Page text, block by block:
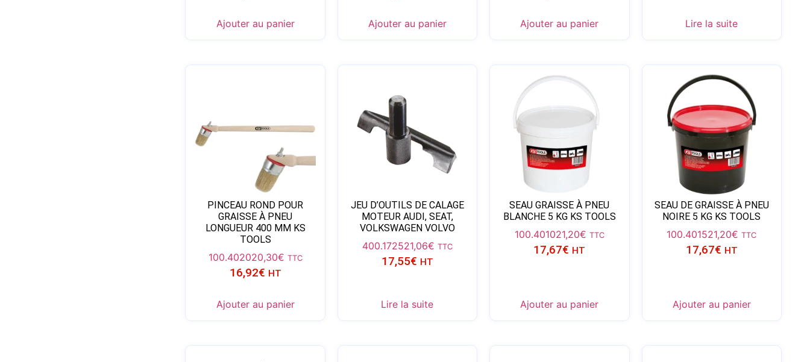
Ajouter au panier Ajouter au panier Ajouter au panier Lire la suite
PINCEAU ROND POUR
GRAISSE À PNEU
LONGUEUR 400 MM KS
TOOLS
100.402020,30€ TTC
16,92€ HT
Ajouter au panier
JEU D’OUTILS DE CALAGE
MOTEUR AUDI, SEAT,
VOLKSWAGEN VOLVO
400.172521,06€ TTC
17,55€ HT
Lire la suite
SEAU GRAISSE À PNEU
BLANCHE 5 KG KS TOOLS
100.401021,20€ TTC
17,67€ HT
Ajouter au panier
SEAU DE GRAISSE À PNEU
NOIRE 5 KG KS TOOLS
100.401521,20€ TTC
17,67€ HT
Ajouter au panier